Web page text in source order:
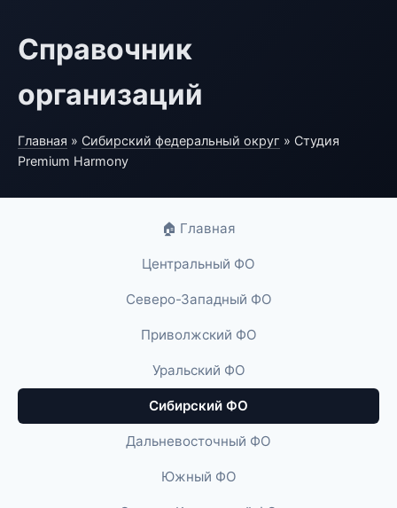
Справочник
организаций
Главная » Сибирский федеральный округ » Студия
Premium Harmony
🏠 Главная
Центральный ФО
Северо-Западный ФО
Приволжский ФО
Уральский ФО
Сибирский ФО
Дальневосточный ФО
Южный ФО